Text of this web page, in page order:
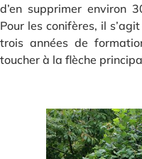
d’en supprimer environ
Pour les conifères, il
trois années de
toucher à la flèche